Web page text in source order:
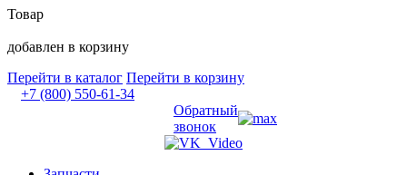
Товар
добавлен в корзину
Перейти в каталог Перейти в корзину
+7 (800) 550-61-34
Обратный
звонок